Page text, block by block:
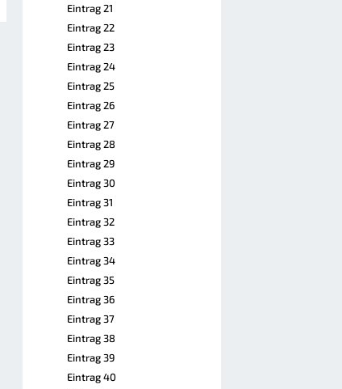
Eintrag 21
Eintrag 22
Eintrag 23
Eintrag 24
Eintrag 25
Eintrag 26
Eintrag 27
Eintrag 28
Eintrag 29
Eintrag 30
Eintrag 31
Eintrag 32
Eintrag 33
Eintrag 34
Eintrag 35
Eintrag 36
Eintrag 37
Eintrag 38
Eintrag 39
Eintrag 40